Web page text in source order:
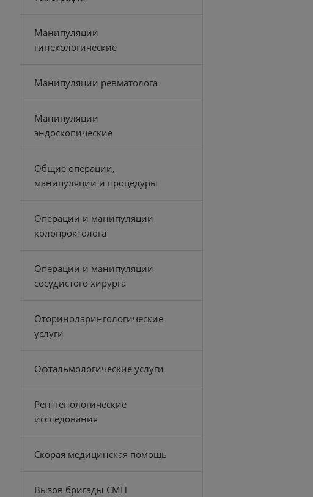
Манипуляции
гинекологические
Манипуляции ревматолога
Манипуляции
эндоскопические
Общие операции,
манипуляции и процедуры
Операции и манипуляции
колопроктолога
Операции и манипуляции
сосудистого хирурга
Оториноларингологические
услуги
Офтальмологические услуги
Рентгенологические
исследования
Скорая медицинская помощь
Вызов бригады СМП